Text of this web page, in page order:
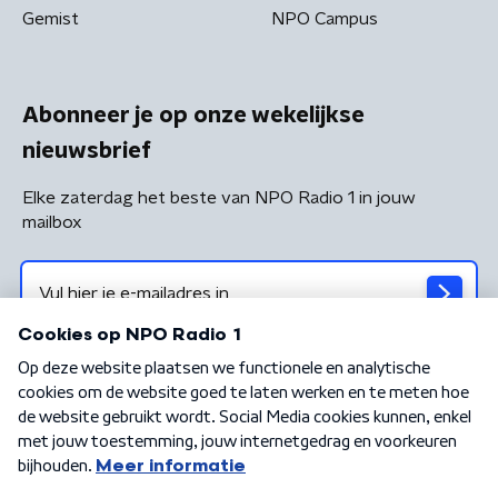
Gemist NPO Campus
Abonneer je op onze wekelijkse
nieuwsbrief
Elke zaterdag het beste van NPO Radio 1 in jouw
mailbox
Algemene voorwaarden Privacybeleid